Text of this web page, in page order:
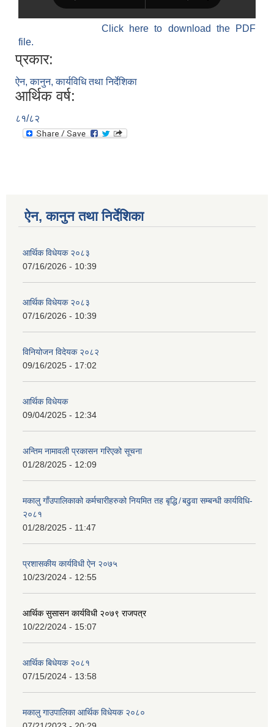
Click here to download the PDF
file.
प्रकार:
ऐन, कानुन, कार्यविधि तथा निर्देशिका
आर्थिक वर्ष:
८१/८२
ऐन, कानुन तथा निर्देशिका
आर्थिक विधेयक २०८३
07/16/2026 - 10:39
आर्थिक विधेयक २०८३
07/16/2026 - 10:39
विनियोजन विदेयक २०८२
09/16/2025 - 17:02
आर्थिक विधेयक
09/04/2025 - 12:34
अन्तिम नामावली प्रकासन गरिएको सूचना
01/28/2025 - 12:09
मकालु गाँउपालिकाको कर्मचारीहरुको नियमित तह बृद्धि ̸ बढुवा सम्बन्धी कार्यविधि-
२०८१
01/28/2025 - 11:47
प्रशासकीय कार्यविधी ऐन २०७५
10/23/2024 - 12:55
आर्थिक सुसासन कार्यविधी २०७९ राजपत्र
10/22/2024 - 15:07
आर्थिक बिधेयक २०८१
07/15/2024 - 13:58
मकालु गाउपालिका आर्थिक विधेयक २०८०